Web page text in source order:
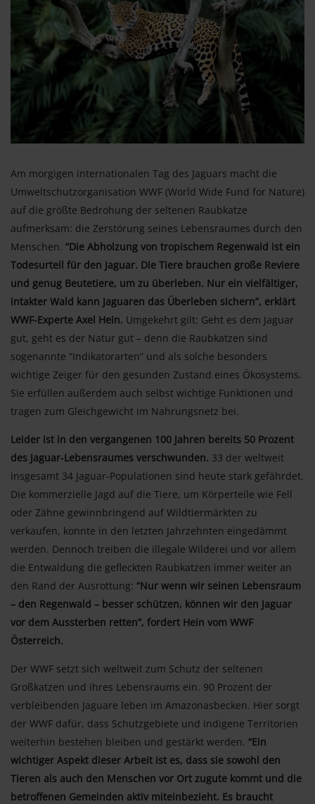
Am morgigen internationalen Tag des Jaguars macht die
Umweltschutzorganisation WWF (World Wide Fund for Nature)
auf die größte Bedrohung der seltenen Raubkatze
aufmerksam: die Zerstörung seines Lebensraumes durch den
Menschen. “Die Abholzung von tropischem Regenwald ist ein
Todesurteil für den Jaguar. Die Tiere brauchen große Reviere
und genug Beutetiere, um zu überleben. Nur ein vielfältiger,
intakter Wald kann Jaguaren das Überleben sichern”, erklärt
WWF-Experte Axel Hein. Umgekehrt gilt: Geht es dem Jaguar
gut, geht es der Natur gut – denn die Raubkatzen sind
sogenannte “Indikatorarten” und als solche besonders
wichtige Zeiger für den gesunden Zustand eines Ökosystems.
Sie erfüllen außerdem auch selbst wichtige Funktionen und
tragen zum Gleichgewicht im Nahrungsnetz bei.
Leider ist in den vergangenen 100 Jahren bereits 50 Prozent
des Jaguar-Lebensraumes verschwunden. 33 der weltweit
insgesamt 34 Jaguar-Populationen sind heute stark gefährdet.
Die kommerzielle Jagd auf die Tiere, um Körperteile wie Fell
oder Zähne gewinnbringend auf Wildtiermärkten zu
verkaufen, konnte in den letzten Jahrzehnten eingedämmt
werden. Dennoch treiben die illegale Wilderei und vor allem
die Entwaldung die gefleckten Raubkatzen immer weiter an
den Rand der Ausrottung: “Nur wenn wir seinen Lebensraum
– den Regenwald – besser schützen, können wir den Jaguar
vor dem Aussterben retten”, fordert Hein vom WWF
Österreich.
Der WWF setzt sich weltweit zum Schutz der seltenen
Großkatzen und ihres Lebensraums ein. 90 Prozent der
verbleibenden Jaguare leben im Amazonasbecken. Hier sorgt
der WWF dafür, dass Schutzgebiete und indigene Territorien
weiterhin bestehen bleiben und gestärkt werden. “Ein
wichtiger Aspekt dieser Arbeit ist es, dass sie sowohl den
Tieren als auch den Menschen vor Ort zugute kommt und die
betroffenen Gemeinden aktiv miteinbezieht. Es braucht